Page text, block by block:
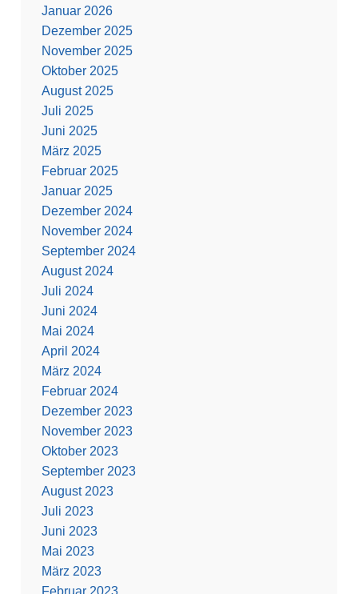
Januar 2026
Dezember 2025
November 2025
Oktober 2025
August 2025
Juli 2025
Juni 2025
März 2025
Februar 2025
Januar 2025
Dezember 2024
November 2024
September 2024
August 2024
Juli 2024
Juni 2024
Mai 2024
April 2024
März 2024
Februar 2024
Dezember 2023
November 2023
Oktober 2023
September 2023
August 2023
Juli 2023
Juni 2023
Mai 2023
März 2023
Februar 2023